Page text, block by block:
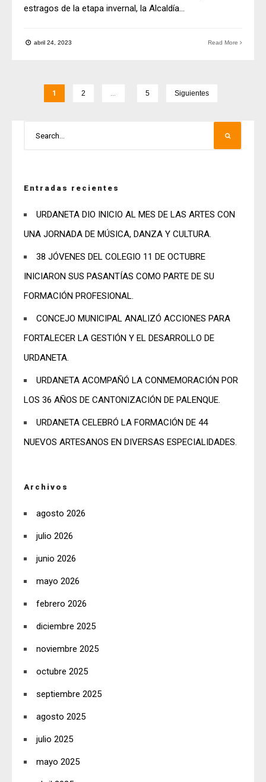
estragos de la etapa invernal, la Alcaldía...
abril 24, 2023 Read More
1 2 … 5 Siguientes
Entradas recientes
URDANETA DIO INICIO AL MES DE LAS ARTES CON
UNA JORNADA DE MÚSICA, DANZA Y CULTURA.
38 JÓVENES DEL COLEGIO 11 DE OCTUBRE
INICIARON SUS PASANTÍAS COMO PARTE DE SU
FORMACIÓN PROFESIONAL.
CONCEJO MUNICIPAL ANALIZÓ ACCIONES PARA
FORTALECER LA GESTIÓN Y EL DESARROLLO DE
URDANETA.
URDANETA ACOMPAÑÓ LA CONMEMORACIÓN POR
LOS 36 AÑOS DE CANTONIZACIÓN DE PALENQUE.
URDANETA CELEBRÓ LA FORMACIÓN DE 44
NUEVOS ARTESANOS EN DIVERSAS ESPECIALIDADES.
Archivos
agosto 2026
julio 2026
junio 2026
mayo 2026
febrero 2026
diciembre 2025
noviembre 2025
octubre 2025
septiembre 2025
agosto 2025
julio 2025
mayo 2025